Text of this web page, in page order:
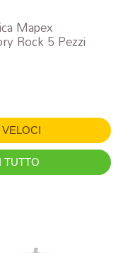
Mapex
Rock 5 Pezzi
TUTTO